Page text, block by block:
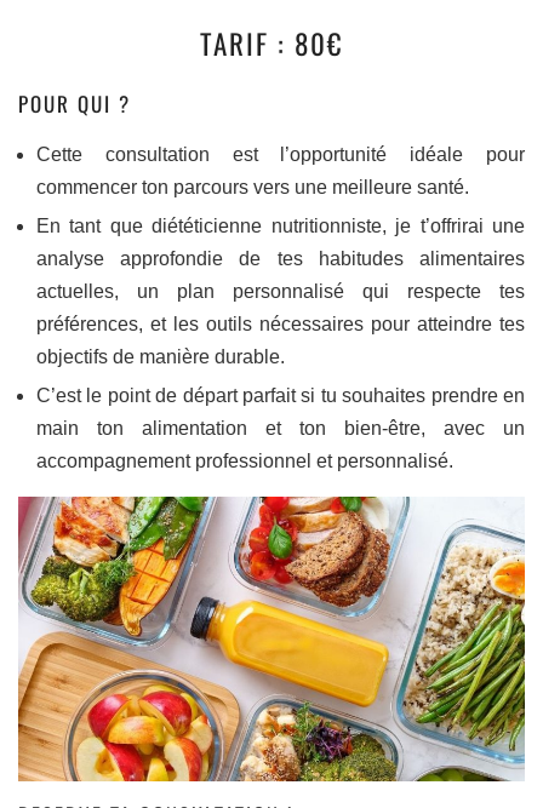
TARIF : 80€
POUR QUI ?
Cette consultation est l’opportunité idéale pour
commencer ton parcours vers une meilleure santé.
En tant que diététicienne nutritionniste, je t’offrirai une
analyse approfondie de tes habitudes alimentaires
actuelles, un plan personnalisé qui respecte tes
préférences, et les outils nécessaires pour atteindre tes
objectifs de manière durable.
C’est le point de départ parfait si tu souhaites prendre en
main ton alimentation et ton bien-être, avec un
accompagnement professionnel et personnalisé.